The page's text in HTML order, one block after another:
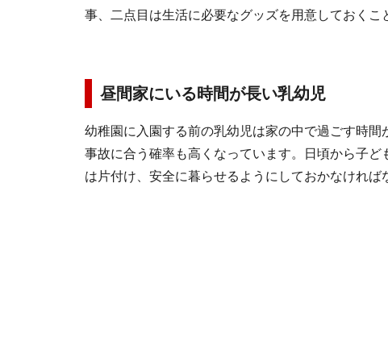
事、二点目は生活に必要なグッズを用意しておくこ
昼間家にいる時間が長い乳幼児
幼稚園に入園する前の乳幼児は家の中で過ごす時間
事故に合う確率も高くなっています。日頃から子ど
は片付け、安全に暮らせるようにしておかなければ